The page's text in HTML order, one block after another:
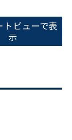
トビューで表
示